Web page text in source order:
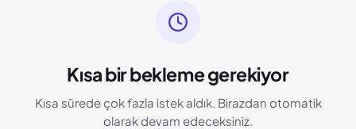
Kısa bir bekleme gerekiyor
Kısa sürede çok fazla istek aldık. Birazdan otomatik
olarak devam edeceksiniz.